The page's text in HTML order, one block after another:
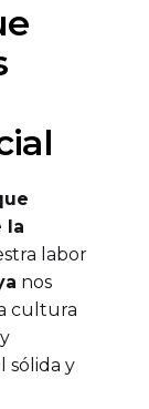
la
labor
nos
cultura
sólida y